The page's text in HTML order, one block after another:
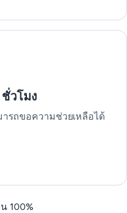
วโมง
รถขอความช่วยเหลือได้
100%